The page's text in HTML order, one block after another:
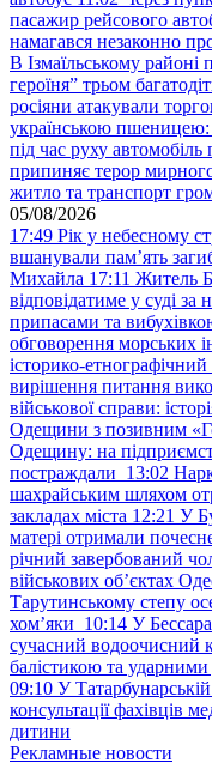
пасажир рейсового
намагався незаконно
В Ізмаїльському
героїня” трьом
росіяни атакували
українською пшеницею:
під час руху
припиняє терор
житло та транспорт
05/08/2026
17:49 Рік у небесному
вшанували пам’ять
Михайла 17:11 Житель
відповідатиме у суді
припасами та
обговорення морських
історико-
вирішення питання
військової справи:
Одещини з позивним
Одещину: на
постраждали 13:02
шахрайським шляхом
закладах міста 12:21 У
матері отримали
річний завербований
військових обʼєктах
Тарутинському степу
хом’яки 10:14 У
сучасний водоочисний
балістикою та
09:10 У
консультації фахівців
дитини
Рекламные новости